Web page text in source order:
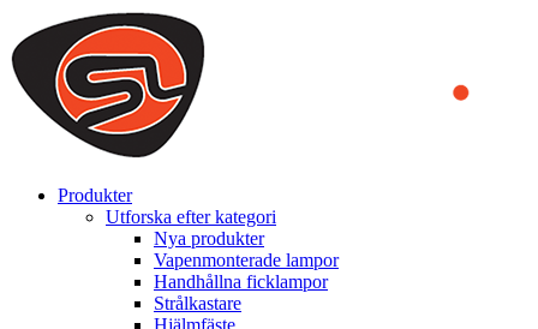
We use cookies to ensure that we provide you the best experience
on our website. By continuing to browse this website, you accept
that cookies are used to help us analyze how the website is used and
to offer you a better experience. To learn more or to find out how
you can disable cookies, you can access our
Produkter
Utforska efter kategori
Nya produkter
Vapenmonterade lampor
Handhållna ficklampor
Strålkastare
Hjälmfäste